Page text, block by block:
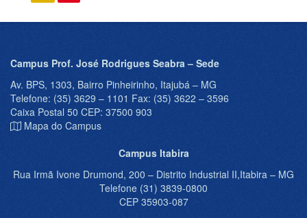
Campus Prof. José Rodrigues Seabra – Sede
Av. BPS, 1303, Bairro Pinheirinho, Itajubá – MG
Telefone: (35) 3629 – 1101 Fax: (35) 3622 – 3596
Caixa Postal 50 CEP: 37500 903
Mapa do Campus
Campus Itabira
Rua Irmã Ivone Drumond, 200 – Distrito Industrial II,Itabira – MG
Telefone (31) 3839-0800
CEP 35903-087